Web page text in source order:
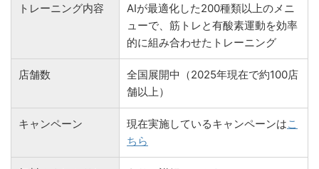
トレーニング内容
AIが最適化した200種類以上のメニ
ューで、筋トレと有酸素運動を効率
的に組み合わせたトレーニング
店舗数
全国展開中（2025年現在で約100店
舗以上）
キャンペーン 現在実施しているキャンペーンはこ
ちら